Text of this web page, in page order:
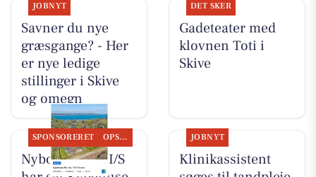
JOBNYT
Savner du nye
græsgange? - Her
er nye ledige
stillinger i Skive
og omegn
DET SKER
Gadeteater med
klovnen Toti i
Skive
SPONSORERET OPSLAGSTAVLEN
Nybolig Skive I/S
JOBNYT
Klinikassistent